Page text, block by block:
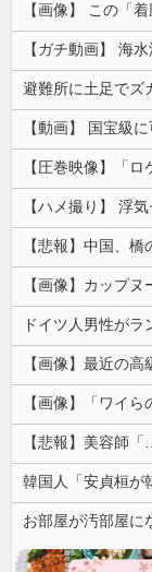
【画像】カップ
【画像】最近の
【画像】「ワイら
【悲報】美容師
お部屋が汚部屋に